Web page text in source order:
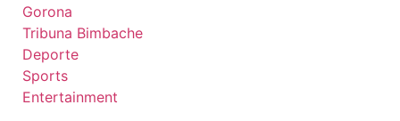
Gorona
Tribuna Bimbache
Deporte
Sports
Entertainment